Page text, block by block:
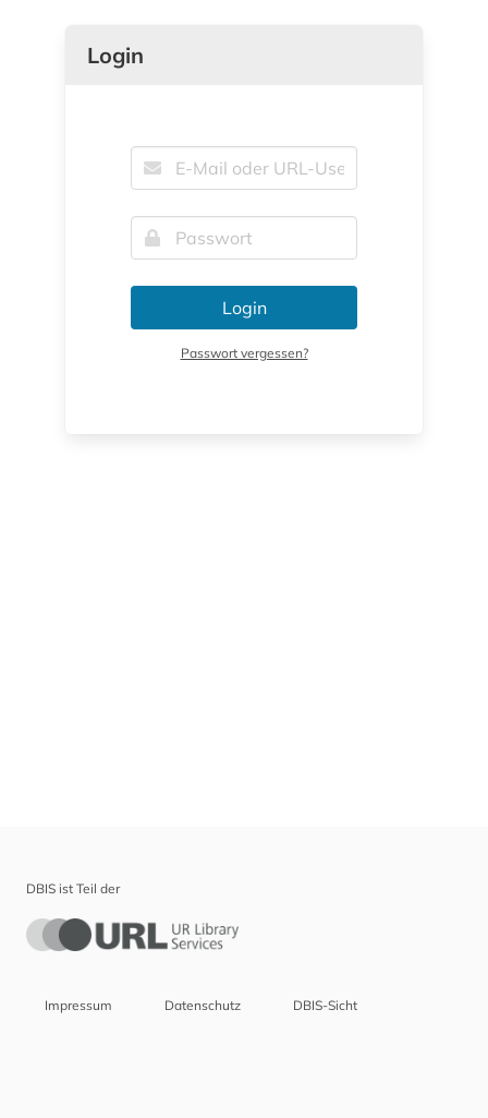
Login
Login
Passwort vergessen?
DBIS ist Teil der
Impressum Datenschutz DBIS-Sicht